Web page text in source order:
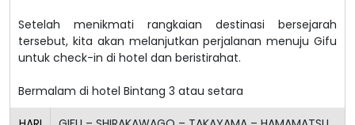
Setelah menikmati rangkaian destinasi bersejarah
tersebut, kita akan melanjutkan perjalanan menuju Gifu
untuk check-in di hotel dan beristirahat.
Bermalam di hotel Bintang 3 atau setara